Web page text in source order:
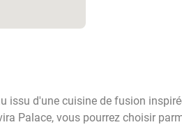
issu d'une cuisine de fusion
Palace, vous pourrez choisir